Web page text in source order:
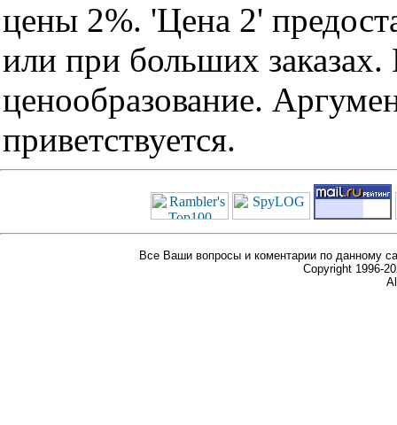
цены 2%. 'Цена 2'
или при больших
ценообразование.
приветствуется.
Все Ваши вопросы и коментарии по данному
Copyright 1996-